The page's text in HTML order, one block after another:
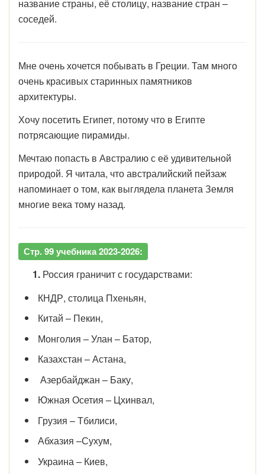
название страны, её столицу, название стран –
соседей.
Мне очень хочется побывать в Греции. Там много
очень красивых старинных памятников
архитектуры.
Хочу посетить Египет, потому что в Египте
потрясающие пирамиды.
Мечтаю попасть в Австралию с её удивительной
природой. Я читала, что австралийский пейзаж
напоминает о том, как выглядела планета Земля
многие века тому назад.
Стр. 99 учебника 2023-2026:
1. Россия граничит с государствами:
КНДР, столица Пхеньян,
Китай – Пекин,
Монголия – Улан – Батор,
Казахстан – Астана,
Азербайджан – Баку,
Южная Осетия – Цхинвал,
Грузия – Тбилиси,
Абхазия –Сухум,
Украина – Киев,